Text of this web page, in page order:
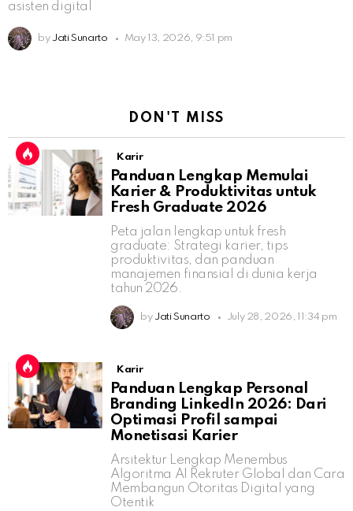
asisten digital
by Jati Sunarto May 13, 2026, 9:51 pm
DON'T MISS
Karir
Panduan Lengkap Memulai
Karier & Produktivitas untuk
Fresh Graduate 2026
Peta jalan lengkap untuk fresh
graduate: Strategi karier, tips
produktivitas, dan panduan
manajemen finansial di dunia kerja
tahun 2026.
by Jati Sunarto July 28, 2026, 11:34 pm
Karir
Panduan Lengkap Personal
Branding LinkedIn 2026: Dari
Optimasi Profil sampai
Monetisasi Karier
Arsitektur Lengkap Menembus
Algoritma AI Rekruter Global dan Cara
Membangun Otoritas Digital yang
Otentik